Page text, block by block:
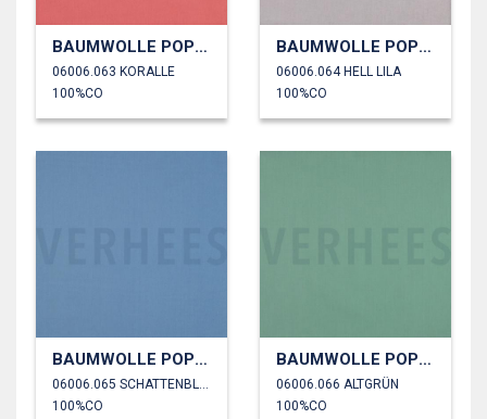
BAUMWOLLE POPELINE
06006.063 KORALLE
100%CO
BAUMWOLLE POPELINE
06006.064 HELL LILA
100%CO
BAUMWOLLE POPELINE
100%CO
BAUMWOLLE POPELINE
06006.066 ALTGRÜN
100%CO